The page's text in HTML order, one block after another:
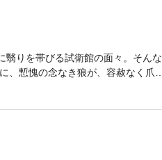
りを帯びる試衛館の面々。そんな
慙愧の念なき狼が、容赦なく爪を
Machida